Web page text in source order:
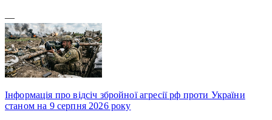
—
Інформація про відсіч збройної агресії рф проти України
станом на 9 серпня 2026 року